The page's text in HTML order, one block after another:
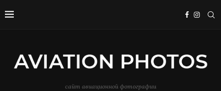
сайт авиационной фотографии